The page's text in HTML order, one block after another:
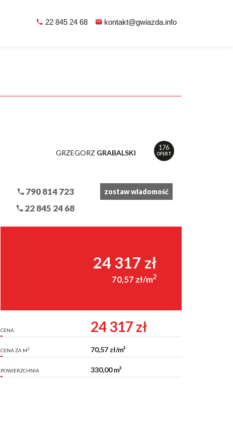
22 845 24 68 kontakt@gwiazda.info
176
OFERT
GRZEGORZ GRABALSKI
790 814 723
22 845 24 68
zostaw wiadomość
24 317 zł
70,57 zł/m2
CENA 24 317 zł
CENA ZA M2 70,57 zł/m²
POWIERZCHNIA 330,00 m²